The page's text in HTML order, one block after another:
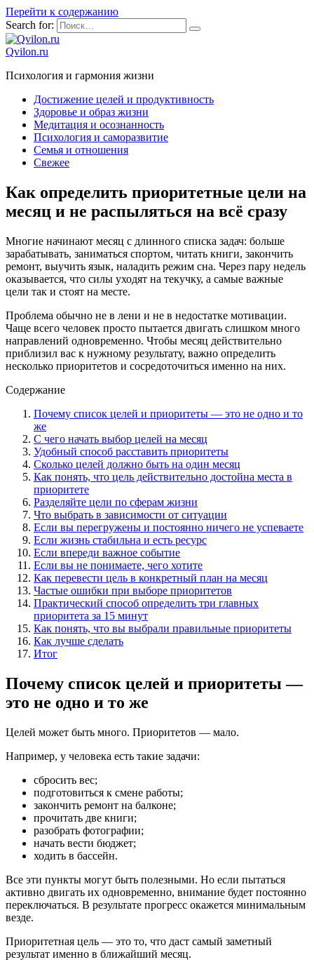
Перейти к содержанию
Search for:
Qvilon.ru
Психология и гармония жизни
Достижение целей и продуктивность
Здоровье и образ жизни
Медитация и осознанность
Психология и саморазвитие
Семья и отношения
Свежее
Как определить приоритетные цели на
месяц и не распыляться на всё сразу
Многие начинают месяц с длинного списка задач: больше
зарабатывать, заниматься спортом, читать книги, закончить
ремонт, выучить язык, наладить режим сна. Через пару недель
оказывается, что силы уходят на текучку, а самые важные
цели так и стоят на месте.
Проблема обычно не в лени и не в недостатке мотивации.
Чаще всего человек просто пытается двигать слишком много
направлений одновременно. Чтобы месяц действительно
приблизил вас к нужному результату, важно определить
несколько приоритетов и сосредоточиться именно на них.
Содержание
Почему список целей и приоритеты — это не одно и то
же
С чего начать выбор целей на месяц
Удобный способ расставить приоритеты
Сколько целей должно быть на один месяц
Как понять, что цель действительно достойна места в
приоритете
Разделяйте цели по сферам жизни
Что выбрать в зависимости от ситуации
Если вы перегружены и постоянно ничего не успеваете
Если жизнь стабильна и есть ресурс
Если впереди важное событие
Если вы не понимаете, чего хотите
Как перевести цель в конкретный план на месяц
Частые ошибки при выборе приоритетов
Практический способ определить три главных
приоритета за 15 минут
Как понять, что вы выбрали правильные приоритеты
Как лучше сделать
Итог
Почему список целей и приоритеты —
это не одно и то же
Целей может быть много. Приоритетов — мало.
Например, у человека есть такие задачи:
сбросить вес;
подготовиться к смене работы;
закончить ремонт на балконе;
прочитать две книги;
разобрать фотографии;
начать вести бюджет;
ходить в бассейн.
Все эти пункты могут быть полезными. Но если пытаться
активно двигать их одновременно, внимание будет постоянно
переключаться. В результате прогресс окажется минимальным
везде.
Приоритетная цель — это то, что даст самый заметный
результат именно в ближайший месяц.